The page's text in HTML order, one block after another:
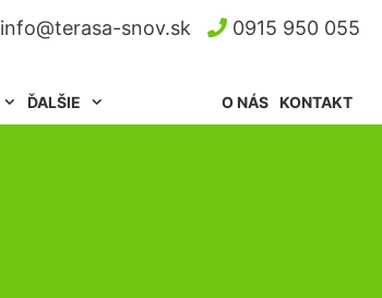
info@terasa-snov.sk 0915 950 055
ĎALŠIE KONTAKT
O NÁS